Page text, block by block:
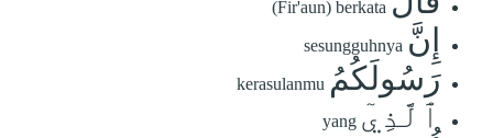
(Fir'aun) berkata
إِنَّ sesungguhnya
رَسُولَكُمُ kerasulanmu
ٱلَّذِيٓ yang